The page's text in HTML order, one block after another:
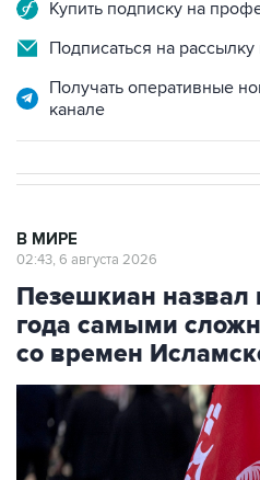
Купить подписку на
Подписаться на
Получать оперативные
канале
В МИРЕ
02:43, 6 августа 2026
Пезешкиан назвал
года самыми
со времен